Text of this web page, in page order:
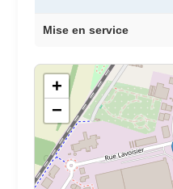
Mise en service
+
−